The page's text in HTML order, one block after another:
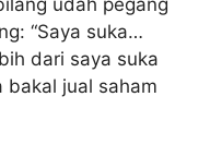
“Saya suka…
dari saya suka
bakal jual saham